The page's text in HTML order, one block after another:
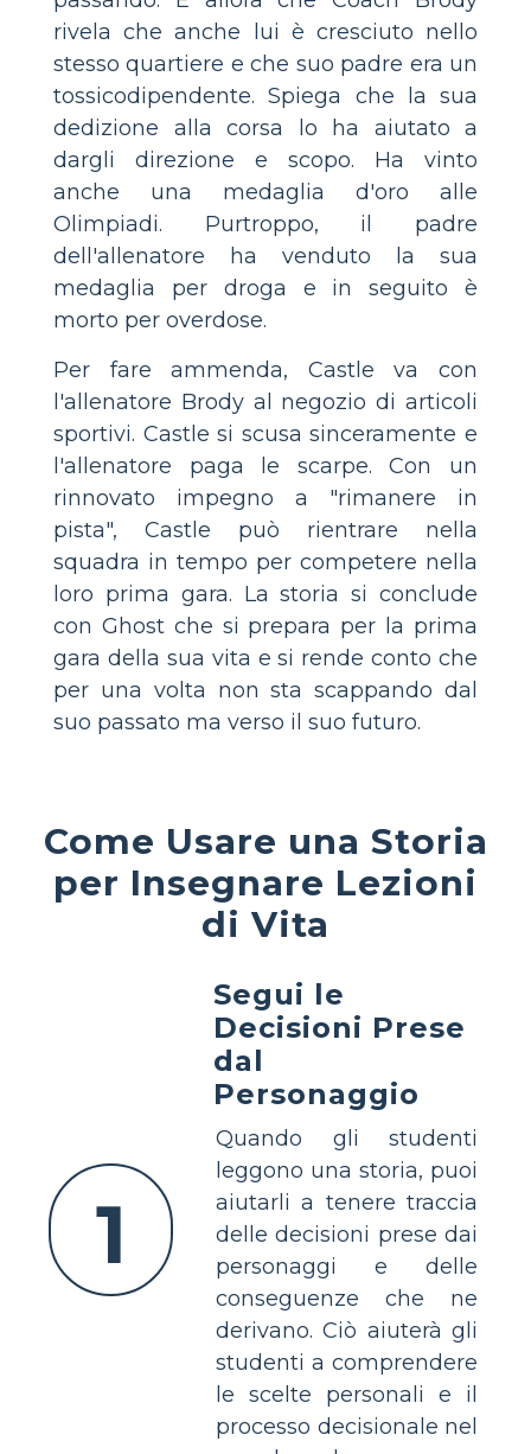
rivela che anche lui è cresciuto nello
stesso quartiere e che suo padre era un
tossicodipendente. Spiega che la sua
dedizione alla corsa lo ha aiutato a
dargli direzione e scopo. Ha vinto
anche una medaglia d'oro alle
Olimpiadi. Purtroppo, il padre
dell'allenatore ha venduto la sua
medaglia per droga e in seguito è
morto per overdose.
Per fare ammenda, Castle va con
l'allenatore Brody al negozio di articoli
sportivi. Castle si scusa sinceramente e
l'allenatore paga le scarpe. Con un
rinnovato impegno a "rimanere in
pista", Castle può rientrare nella
squadra in tempo per competere nella
loro prima gara. La storia si conclude
con Ghost che si prepara per la prima
gara della sua vita e si rende conto che
per una volta non sta scappando dal
suo passato ma verso il suo futuro.
Come Usare una Storia
per Insegnare Lezioni
di Vita
1
Segui le
Decisioni Prese
dal
Personaggio
Quando gli studenti
leggono una storia, puoi
aiutarli a tenere traccia
delle decisioni prese dai
personaggi e delle
conseguenze che ne
derivano. Ciò aiuterà gli
studenti a comprendere
le scelte personali e il
processo decisionale nel